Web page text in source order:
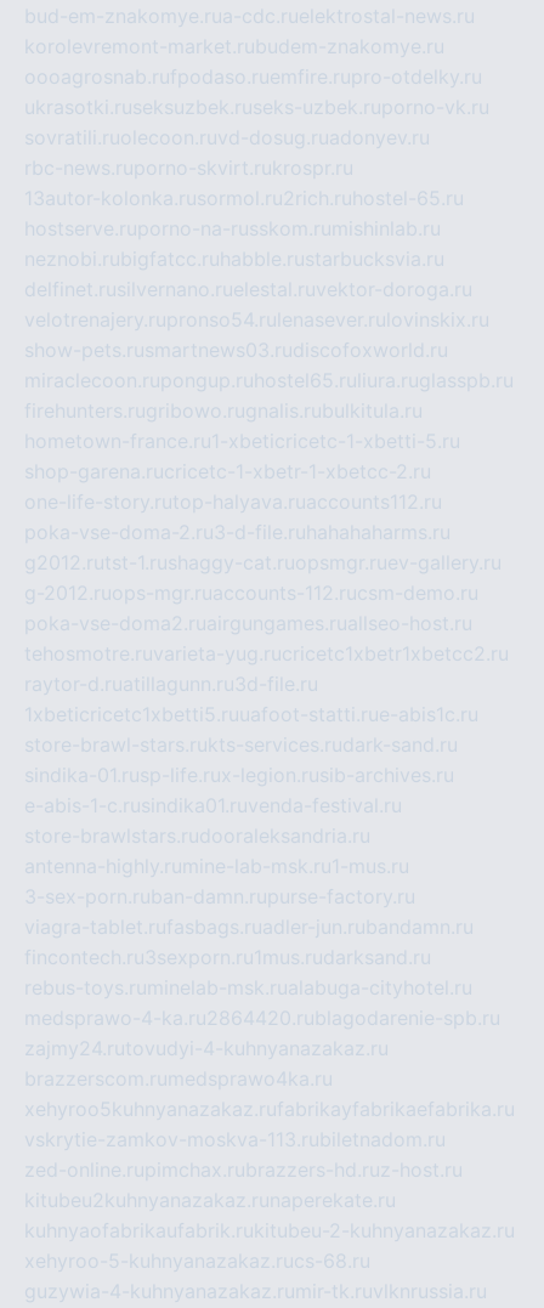
bud-em-znakomye.rua-cdc.ruelektrostal-news.ru
korolevremont-market.rubudem-znakomye.ru
oooagrosnab.rufpodaso.ruemfire.rupro-otdelky.ru
ukrasotki.ruseksuzbek.ruseks-uzbek.ruporno-vk.ru
sovratili.ruolecoon.ruvd-dosug.ruadonyev.ru
rbc-news.ruporno-skvirt.rukrospr.ru
13autor-kolonka.rusormol.ru2rich.ru hostel-65.ru
hostserve.ruporno-na-russkom.ru mishinlab.ru
neznobi.rubigfatcc.ru habble.rustarbucksvia.ru
delfinet.rusilvernano.ruelestal.ruvektor-doroga.ru
velotrenajery.rupronso54.ru lenasever.ru lovinskix.ru
show-pets.rusmartnews03.rudiscofoxworld.ru
miraclecoon.rupongup.ru hostel65.ru liura.ruglasspb.ru
firehunters.rugribowo.rugnalis.rubulkitula.ru
hometown-france.ru1-xbeticricetc-1-xbetti-5.ru
shop-garena.rucricetc-1-xbetr-1-xbetcc-2.ru
one-life-story.rutop-halyava.ruaccounts112.ru
poka-vse-doma-2.ru3-d-file.ru hahahaharms.ru
g2012.rutst-1.rushaggy-cat.ruopsmgr.ruev-gallery.ru
g-2012.ruops-mgr.ruaccounts-112.rucsm-demo.ru
poka-vse-doma2.ruairgungames.ruallseo-host.ru
tehosmotre.ruvarieta-yug.rucricetc1xbetr1xbetcc2.ru
raytor-d.ruatillagunn.ru3d-file.ru
1xbeticricetc1xbetti5.ruuafoot-statti.rue-abis1c.ru
store-brawl-stars.rukts-services.rudark-sand.ru
sindika-01.rusp-life.rux-legion.rusib-archives.ru
e-abis-1-c.rusindika01.ruvenda-festival.ru
store-brawlstars.rudooraleksandria.ru
antenna-highly.ru mine-lab-msk.ru1-mus.ru
3-sex-porn.ruban-damn.rupurse-factory.ru
viagra-tablet.rufasbags.ruadler-jun.rubandamn.ru
fincontech.ru3sexporn.ru1mus.rudarksand.ru
rebus-toys.ru minelab-msk.rualabuga-cityhotel.ru
medsprawo-4-ka.ru2864420.rublagodarenie-spb.ru
zajmy24.rutovudyi-4-kuhnyanazakaz.ru
brazzerscom.ru medsprawo4ka.ru
xehyroo5kuhnyanazakaz.rufabrikayfabrikaefabrika.ru
vskrytie-zamkov-moskva-113.rubiletnadom.ru
zed-online.rupimchax.rubrazzers-hd.ruz-host.ru
kitubeu2kuhnyanazakaz.ru naperekate.ru
kuhnyaofabrikaufabrik.rukitubeu-2-kuhnyanazakaz.ru
xehyroo-5-kuhnyanazakaz.rucs-68.ru
guzywia-4-kuhnyanazakaz.ru mir-tk.ruvlknrussia.ru